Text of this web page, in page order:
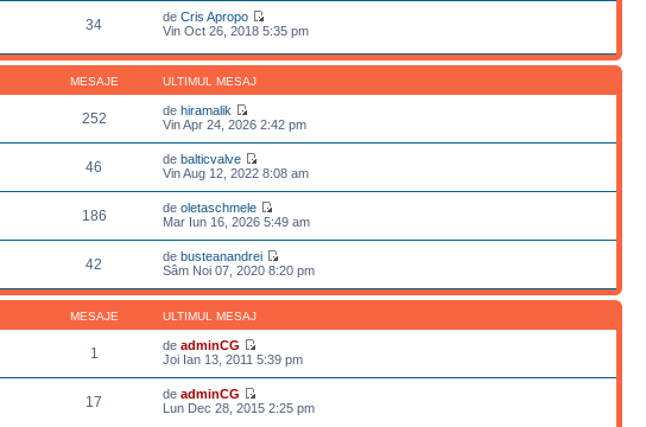
34 deCris Apropo
Vin Oct 26, 2018 5:35 pm
MESAJE ULTIMUL MESAJ
252 dehiramalik
Vin Apr 24, 2026 2:42 pm
46 debalticvalve
Vin Aug 12, 2022 8:08 am
186 deoletaschmele
Mar Iun 16, 2026 5:49 am
42 debusteanandrei
Sâm Noi 07, 2020 8:20 pm
MESAJE ULTIMUL MESAJ
1 deadminCG
Joi Ian 13, 2011 5:39 pm
17 deadminCG
Lun Dec 28, 2015 2:25 pm